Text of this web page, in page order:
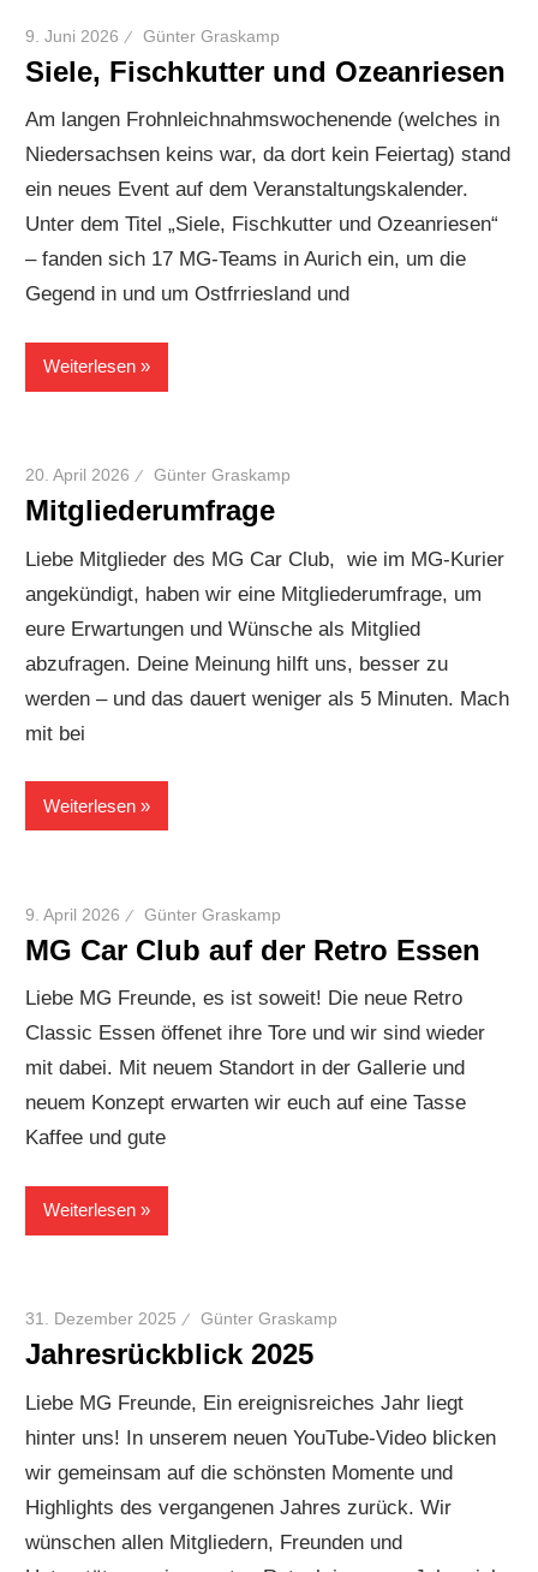
9. Juni 2026 Günter Graskamp
Siele, Fischkutter und Ozeanriesen
Am langen Frohnleichnahmswochenende (welches in
Niedersachsen keins war, da dort kein Feiertag) stand
ein neues Event auf dem Veranstaltungskalender.
Unter dem Titel „Siele, Fischkutter und Ozeanriesen“
– fanden sich 17 MG-Teams in Aurich ein, um die
Gegend in und um Ostfrriesland und
Weiterlesen
20. April 2026 Günter Graskamp
Mitgliederumfrage
Liebe Mitglieder des MG Car Club, wie im MG-Kurier
angekündigt, haben wir eine Mitgliederumfrage, um
eure Erwartungen und Wünsche als Mitglied
abzufragen. Deine Meinung hilft uns, besser zu
werden – und das dauert weniger als 5 Minuten. Mach
mit bei
Weiterlesen
9. April 2026 Günter Graskamp
MG Car Club auf der Retro Essen
Liebe MG Freunde, es ist soweit! Die neue Retro
Classic Essen öffenet ihre Tore und wir sind wieder
mit dabei. Mit neuem Standort in der Gallerie und
neuem Konzept erwarten wir euch auf eine Tasse
Kaffee und gute
Weiterlesen
31. Dezember 2025 Günter Graskamp
Jahresrückblick 2025
Liebe MG Freunde, Ein ereignisreiches Jahr liegt
hinter uns! In unserem neuen YouTube-Video blicken
wir gemeinsam auf die schönsten Momente und
Highlights des vergangenen Jahres zurück. Wir
wünschen allen Mitgliedern, Freunden und